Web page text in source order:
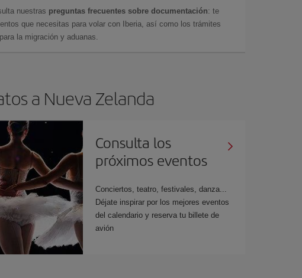
nuestras preguntas frecuentes sobre documentación: te
que necesitas para volar con Iberia, así como los trámites
la migración y aduanas.
a Nueva Zelanda
Consulta los
próximos eventos
Conciertos, teatro, festivales, danza...
Déjate inspirar por los mejores eventos
del calendario y reserva tu billete de
avión